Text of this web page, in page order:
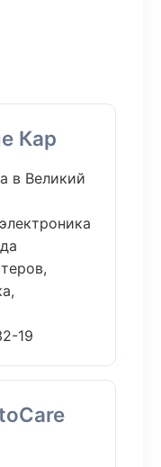
Кар
в Великий
19